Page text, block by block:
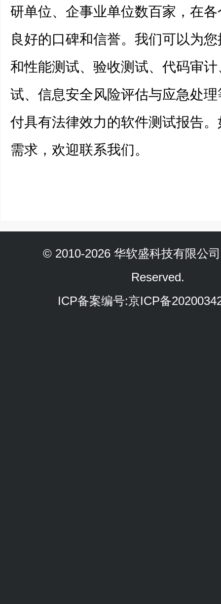
研单位、企事业单位数百家，在
良好的口碑和信誉。我们可以为
和性能测试、验收测试、代码审
试、信息安全风险评估与应急处
付具有法律效力的软件测试报告
需求，欢迎联系我们。
© 2010-2026 华软盛科技有限公
Reserved.
ICP备案编号:京ICP备